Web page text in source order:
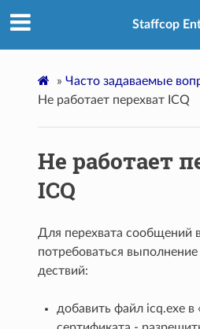
Staffcop
» Часто задаваемые
Не работает перехват ICQ
Не работает
ICQ
Для перехвата сообщений
потребоваться
дествий:
добавить файл icq.exe в